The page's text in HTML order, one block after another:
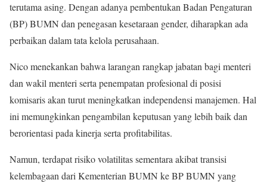
terutama asing. Dengan adanya pembentukan Badan Pengaturan
(BP) BUMN dan penegasan kesetaraan gender, diharapkan ada
perbaikan dalam tata kelola perusahaan.
Nico menekankan bahwa larangan rangkap jabatan bagi menteri
dan wakil menteri serta penempatan profesional di posisi
komisaris akan turut meningkatkan independensi manajemen. Hal
ini memungkinkan pengambilan keputusan yang lebih baik dan
berorientasi pada kinerja serta profitabilitas.
Namun, terdapat risiko volatilitas sementara akibat transisi
kelembagaan dari Kementerian BUMN ke BP BUMN yang